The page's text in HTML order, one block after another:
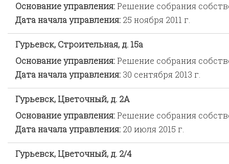
Основание управления:Решение собрания
Дата начала управления: 25 ноября 2011 г.
Гурьевск, Строительная, д. 15а
Основание управления:Решение собрания
Дата начала управления: 30 сентября 2013 г.
Гурьевск, Цветочный, д. 2А
Основание управления:Решение собрания
Дата начала управления: 20 июля 2015 г.
Гурьевск, Цветочный, д. 2/4